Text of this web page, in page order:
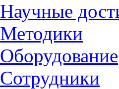
Научные
Методики
Оборудование
Сотрудники